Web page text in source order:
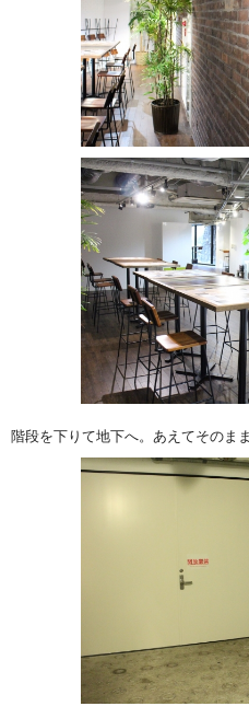
階段を下りて地下へ。あえてそのま